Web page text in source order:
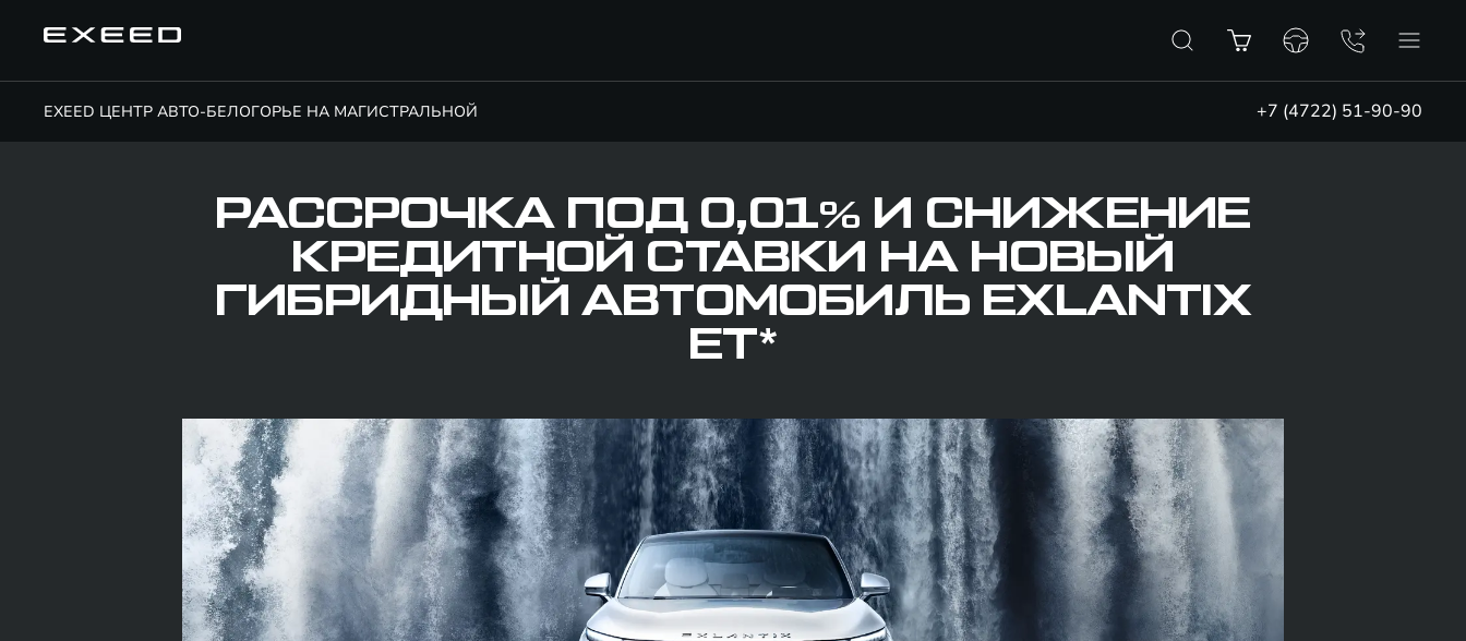
EXEED ЦЕНТР АВТО-БЕЛОГОРЬЕ НА МАГИСТРАЛЬНОЙ +7 (4722) 51-90-90
РАССРОЧКА ПОД 0,01% И СНИЖЕНИЕ
КРЕДИТНОЙ СТАВКИ НА НОВЫЙ
ГИБРИДНЫЙ АВТОМОБИЛЬ EXLANTIX
ET*